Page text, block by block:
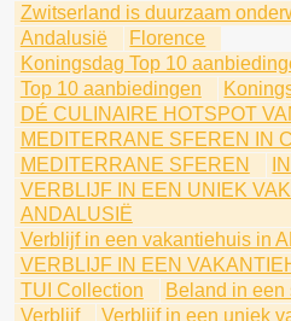
Zwitserland is duurzaam
Andalusië
Florence
Koningsdag Top 10
Top 10 aanbiedingen
DÉ CULINAIRE HOTSPOT
MEDITERRANE SFEREN IN
MEDITERRANE SFEREN
VERBLIJF IN EEN UNIEK
ANDALUSIË
Verblijf in een vakantiehuis in
VERBLIJF IN EEN
TUI Collection
Beland in
Verblijf
Verblijf in een uniek